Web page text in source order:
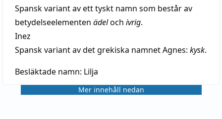
Spansk variant av ett tyskt namn som består av
betydelseelementen ädeloch ivrig.
Inez
Spansk variant av det grekiska namnet Agnes: kysk.
Besläktade namn: Lilja
Mer innehåll nedan